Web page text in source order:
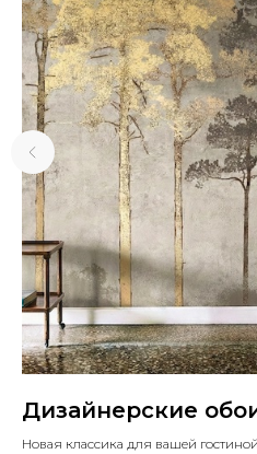
Дизайнерские
Новая классика для вашей